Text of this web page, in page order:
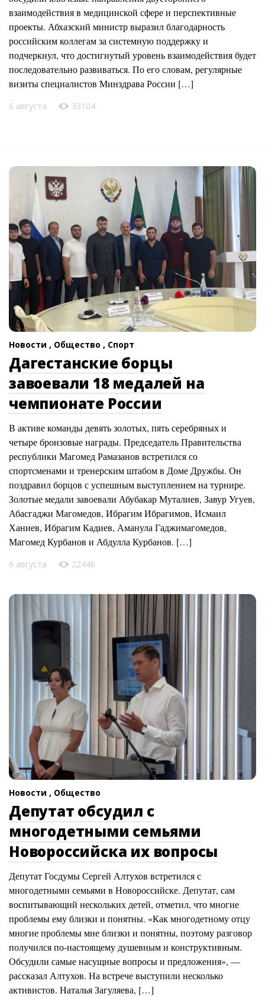
взаимодействия в медицинской сфере и перспективные
проекты. Абхазский министр выразил благодарность
российским коллегам за системную поддержку и
подчеркнул, что достигнутый уровень взаимодействия будет
последовательно развиваться. По его словам, регулярные
визиты специалистов Минздрава России […]
6 августа 33104
Новости , Общество , Спорт
Дагестанские борцы
завоевали 18 медалей на
чемпионате России
В активе команды девять золотых, пять серебряных и
четыре бронзовые награды. Председатель Правительства
республики Магомед Рамазанов встретился со
спортсменами и тренерским штабом в Доме Дружбы. Он
поздравил борцов с успешным выступлением на турнире.
Золотые медали завоевали Абубакар Муталиев, Завур Угуев,
Абасгаджи Магомедов, Ибрагим Ибрагимов, Исмаил
Ханиев, Ибрагим Кадиев, Аманула Гаджимагомедов,
Магомед Курбанов и Абдулла Курбанов. […]
6 августа 22446
Новости , Общество
Депутат обсудил с
многодетными семьями
Новороссийска их вопросы
Депутат Госдумы Сергей Алтухов встретился с
многодетными семьями в Новороссийске. Депутат, сам
воспитывающий нескольких детей, отметил, что многие
проблемы ему близки и понятны. «Как многодетному отцу
многие проблемы мне близки и понятны, поэтому разговор
получился по-настоящему душевным и конструктивным.
Обсудили самые насущные вопросы и предложения», —
рассказал Алтухов. На встрече выступили несколько
активистов. Наталья Загуляева, […]